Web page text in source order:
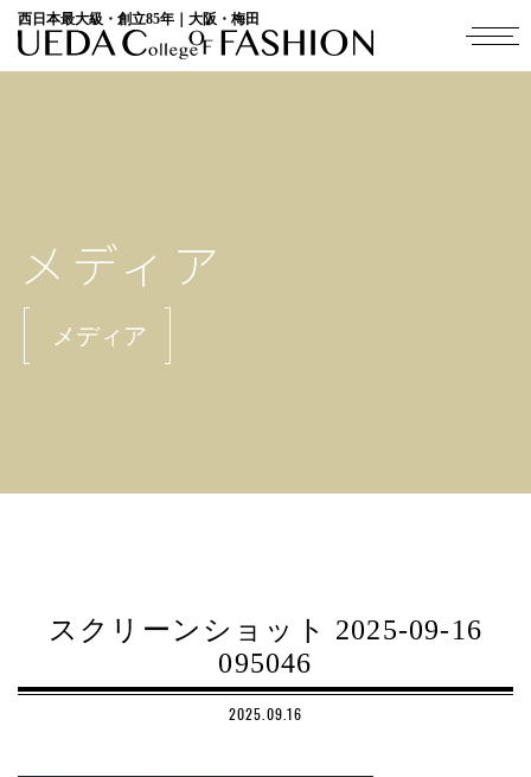
西日本最大級・創立85年｜大阪・梅田
メディア
メディア
スクリーンショット 2025-09-16
095046
2025.09.16